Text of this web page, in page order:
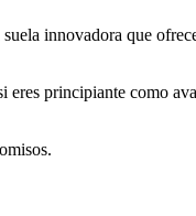
innovadora que
principiante como